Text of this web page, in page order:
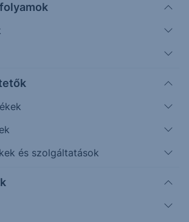
és szolgáltatások